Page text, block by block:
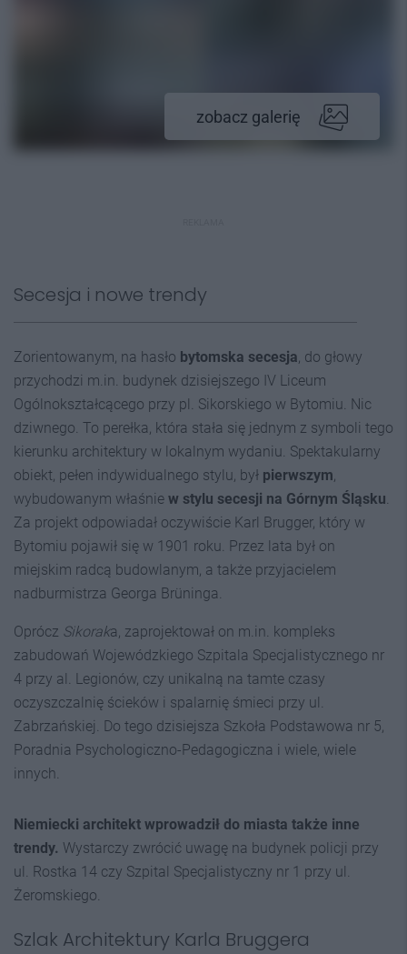
zobacz galerię
Secesja i nowe trendy
Zorientowanym, na hasło bytomska secesja, do głowy
przychodzi m.in. budynek dzisiejszego IV Liceum
Ogólnokształcącego przy pl. Sikorskiego w Bytomiu. Nic
dziwnego. To perełka, która stała się jednym z symboli tego
kierunku architektury w lokalnym wydaniu. Spektakularny
obiekt, pełen indywidualnego stylu, był pierwszym,
wybudowanym właśnie w stylu secesji na Górnym Śląsku.
Za projekt odpowiadał oczywiście Karl Brugger, który w
Bytomiu pojawił się w 1901 roku. Przez lata był on
miejskim radcą budowlanym, a także przyjacielem
nadburmistrza Georga Brüninga.
Oprócz Sikoraka, zaprojektował on m.in. kompleks
zabudowań Wojewódzkiego Szpitala Specjalistycznego nr
4 przy al. Legionów, czy unikalną na tamte czasy
oczyszczalnię ścieków i spalarnię śmieci przy ul.
Zabrzańskiej. Do tego dzisiejsza Szkoła Podstawowa nr 5,
Poradnia Psychologiczno-Pedagogiczna i wiele, wiele
innych.
Niemiecki architekt wprowadził do miasta także inne
trendy. Wystarczy zwrócić uwagę na budynek policji przy
ul. Rostka 14 czy Szpital Specjalistyczny nr 1 przy ul.
Żeromskiego.
Szlak Architektury Karla Bruggera